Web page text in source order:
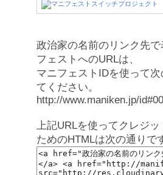
政治家の名前のリンク先
フェストへのURLは、
マニフェストIDを使って
てください。
http://www.maniken.jp/
上記URLを使ってクレジッ
ためのHTMLは次の通りで